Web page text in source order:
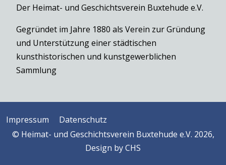
Der Heimat- und Geschichtsverein Buxtehude e.V.
Gegründet im Jahre 1880 als Verein zur Gründung
und Unterstützung einer städtischen
kunsthistorischen und kunstgewerblichen
Sammlung
Impressum
Datenschutz
© Heimat- und Geschichtsverein Buxtehude e.V. 2026,
Design byCHS